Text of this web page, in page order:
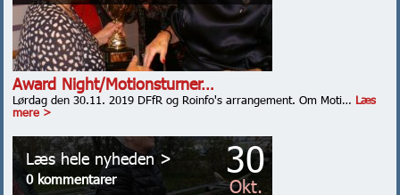
Award Night/Motionsturner…
Lørdag den 30.11. 2019 DFfR og Roinfo's arrangement. Om Moti… Læs
mere >
Læs hele nyheden >
0 kommentarer 30
Okt.